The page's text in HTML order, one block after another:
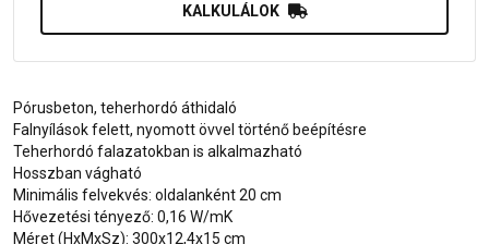
KALKULÁLOK
Pórusbeton, teherhordó áthidaló
Falnyílások felett, nyomott övvel történő beépítésre
Teherhordó falazatokban is alkalmazható
Hosszban vágható
Minimális felvekvés: oldalanként 20 cm
Hővezetési tényező: 0,16 W/mK
Méret (HxMxSz): 300x12,4x15 cm